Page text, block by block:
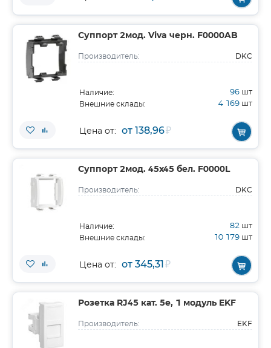
Суппорт 2мод. Viva черн. F0000AB
Производитель: DKC
Наличие: 96 шт
Внешние склады: 4 169 шт
Цена от: от 138,96₽
Суппорт 2мод. 45х45 бел. F0000L
Производитель: DKC
Наличие: 82 шт
Внешние склады: 10 179 шт
Цена от: от 345,31₽
Розетка RJ45 кат. 5e, 1 модуль EKF
Производитель: EKF